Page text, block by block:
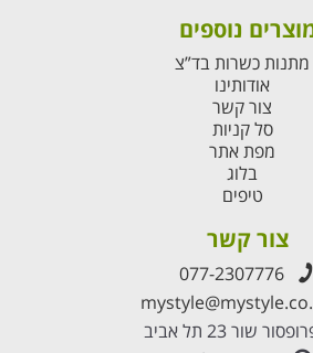
נוספים
מתנות כשרות בד”צ
אודותינו
צור קשר
סל קניות
מפת אתר
בלוג
טיפים
צור קשר
077-2307776
שור 23 תל אביב